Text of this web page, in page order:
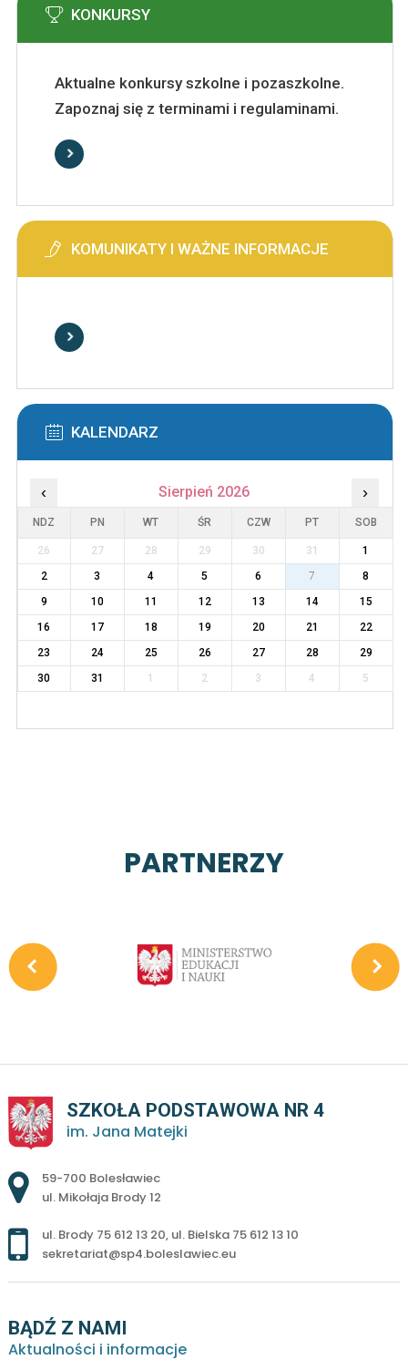
KONKURSY
Aktualne konkursy szkolne i pozaszkolne.
Zapoznaj się z terminami i regulaminami.
KOMUNIKATY I WAŻNE INFORMACJE
KALENDARZ
‹ Sierpień 2026 ›
NDZ PN WT ŚR CZW PT SOB
26 27 28 29 30 31
1
2
3 4 5 6 7
8
9
10 11 12 13 14
15
16
17 18 19 20 21
22
23
24 25 26 27 28
29
30
31 1 2 3 4 5
PARTNERZY
SZKOŁA PODSTAWOWA NR 4
im. Jana Matejki
Adres pocztowy:
59-700 Bolesławiec
ul. Mikołaja Brody 12
ul. Brody 75 612 13 20, ul. Bielska 75 612 13 10
sekretariat@sp4.boleslawiec.eu
BĄDŹ Z NAMI
Aktualności i informacje